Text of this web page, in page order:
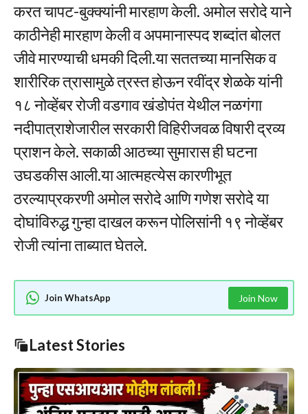
करत चापट-बुक्क्यांनी मारहाण केली. अमोल सरोदे याने
काठीनेही मारहाण केली व अपमानास्पद शब्दांत बोलत
जीवे मारण्याची धमकी दिली.या सततच्या मानसिक व
शारीरिक त्रासामुळे त्रस्त होऊन रवींद्र शेळके यांनी
१८ नोव्हेंबर रोजी वडगाव खंडोपंत येथील नळगंगा
नदीपात्राशेजारील सरकारी विहिरीजवळ विषारी द्रव्य
प्राशन केले. सकाळी आठच्या सुमारास ही घटना
उघडकीस आली.या आत्महत्येस कारणीभूत
ठरल्याप्रकरणी अमोल सरोदे आणि गणेश सरोदे या
दोघांविरुद्ध गुन्हा दाखल करून पोलिसांनी १९ नोव्हेंबर
रोजी त्यांना ताब्यात घेतले.
Join WhatsApp Join Now
Latest Stories